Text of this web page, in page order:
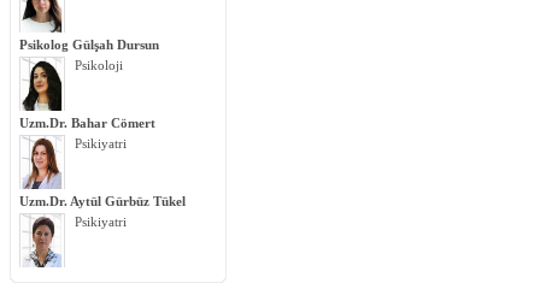
Psikolog Gülşah Dursun
Psikoloji
Uzm.Dr. Bahar Cömert
Psikiyatri
Uzm.Dr. Aytül Gürbüz Tükel
Psikiyatri